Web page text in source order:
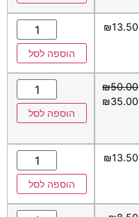
₪13.50
הוספה לסל
₪50.00
₪35.00
הוספה לסל
₪13.50
הוספה לסל